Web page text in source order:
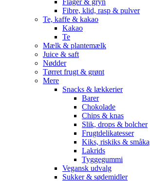
Flager & gryn
Fibre, klid, rasp & pulver
Te, kaffe & kakao
Kakao
Te
Mælk & plantemælk
Juice & saft
Nødder
Tørret frugt & grønt
Mere
Snacks & lækkerier
Barer
Chokolade
Chips & knas
Slik, drops & bolcher
Frugtdelikatesser
Kiks, riskiks &
Lakrids
Tyggegummi
Vegansk udvalg
Sukker & sødemidler